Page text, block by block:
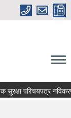
परिचयपत्र नविकरण